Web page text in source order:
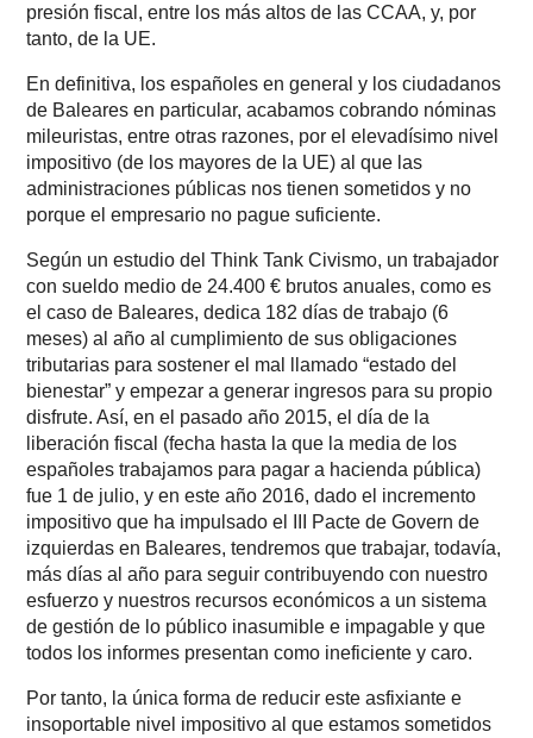
presión fiscal, entre los más altos de las CCAA, y, por
tanto, de la UE.
En definitiva, los españoles en general y los ciudadanos
de Baleares en particular, acabamos cobrando nóminas
mileuristas, entre otras razones, por el elevadísimo nivel
impositivo (de los mayores de la UE) al que las
administraciones públicas nos tienen sometidos y no
porque el empresario no pague suficiente.
Según un estudio del Think Tank Civismo, un trabajador
con sueldo medio de 24.400 € brutos anuales, como es
el caso de Baleares, dedica 182 días de trabajo (6
meses) al año al cumplimiento de sus obligaciones
tributarias para sostener el mal llamado “estado del
bienestar” y empezar a generar ingresos para su propio
disfrute. Así, en el pasado año 2015, el día de la
liberación fiscal (fecha hasta la que la media de los
españoles trabajamos para pagar a hacienda pública)
fue 1 de julio, y en este año 2016, dado el incremento
impositivo que ha impulsado el III Pacte de Govern de
izquierdas en Baleares, tendremos que trabajar, todavía,
más días al año para seguir contribuyendo con nuestro
esfuerzo y nuestros recursos económicos a un sistema
de gestión de lo público inasumible e impagable y que
todos los informes presentan como ineficiente y caro.
Por tanto, la única forma de reducir este asfixiante e
insoportable nivel impositivo al que estamos sometidos